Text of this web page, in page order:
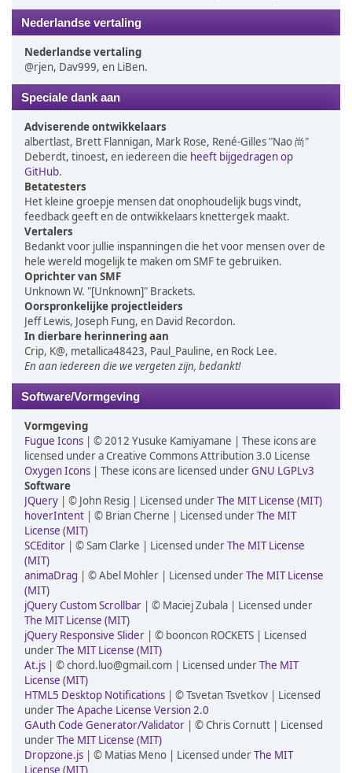
Nederlandse vertaling
Nederlandse vertaling
@rjen, Dav999, en LiBen.
Speciale dank aan
Adviserende ontwikkelaars
albertlast, Brett Flannigan, Mark Rose, René-Gilles "Nao 尚"
Deberdt, tinoest, en iedereen die heeft bijgedragen op
GitHub.
Betatesters
Het kleine groepje mensen dat onophoudelijk bugs vindt,
feedback geeft en de ontwikkelaars knettergek maakt.
Vertalers
Bedankt voor jullie inspanningen die het voor mensen over de
hele wereld mogelijk te maken om SMF te gebruiken.
Oprichter van SMF
Unknown W. "[Unknown]" Brackets.
Oorspronkelijke projectleiders
Jeff Lewis, Joseph Fung, en David Recordon.
In dierbare herinnering aan
Crip, K@, metallica48423, Paul_Pauline, en Rock Lee.
En aan iedereen die we vergeten zijn, bedankt!
Software/Vormgeving
Vormgeving
Fugue Icons | © 2012 Yusuke Kamiyamane | These icons are
licensed under a Creative Commons Attribution 3.0 License
Oxygen Icons | These icons are licensed underGNU LGPLv3
Software
JQuery | © John Resig | Licensed underThe MIT License (MIT)
hoverIntent | © Brian Cherne | Licensed underThe MIT
License (MIT)
SCEditor | © Sam Clarke | Licensed underThe MIT License
(MIT)
animaDrag | © Abel Mohler | Licensed underThe MIT License
(MIT)
jQuery Custom Scrollbar | © Maciej Zubala | Licensed under
The MIT License (MIT)
jQuery Responsive Slider | © booncon ROCKETS | Licensed
underThe MIT License (MIT)
At.js | © chord.luo@gmail.com | Licensed underThe MIT
License (MIT)
HTML5 Desktop Notifications | © Tsvetan Tsvetkov | Licensed
underThe Apache License Version 2.0
GAuth Code Generator/Validator | © Chris Cornutt | Licensed
underThe MIT License (MIT)
Dropzone.js | © Matias Meno | Licensed underThe MIT
License (MIT)